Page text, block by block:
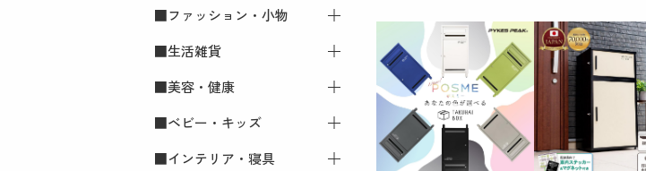
果物・フルーツ
野菜
米・パン・麺
卵
乳製品
惣菜・加工品
焼き菓子
ケーキ
和菓子
アイスクリーム・プリン・チ
すべての■飲料
アルコール飲料
ワイン
日本酒
ビール
■ファッション・小物
すべての■ファッション・小
■生活雑貨
すべての■生活雑貨
食器・キッチン用品
生活用品
■美容・健康
すべての■美容・健康
美容
■ベビー・キッズ
すべての■ベビー・キッズ
■インテリア・寝具